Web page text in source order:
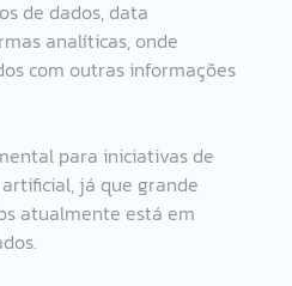
de dados, data
analíticas, onde
com outras informações
para iniciativas de
já que grande
atualmente está em